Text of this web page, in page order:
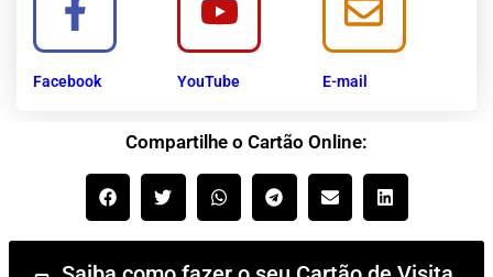
Facebook YouTube E-mail
Compartilhe o Cartão Online: